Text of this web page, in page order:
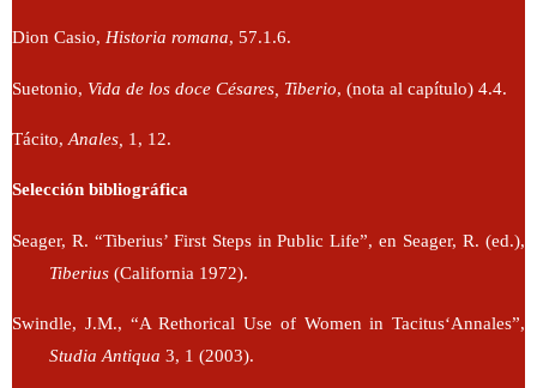
Dion Casio, Historia romana, 57.1.6.
Suetonio, Vida de los doce Césares, Tiberio, (nota al capítulo) 4.4.
Tácito, Anales, 1, 12.
Selección bibliográfica
Seager, R. “Tiberius’ First Steps in Public Life”, en Seager, R. (ed.),
Tiberius(California 1972).
Swindle, J.M., “A Rethorical Use of Women in Tacitus‘Annales”,
Studia Antiqua 3, 1 (2003).